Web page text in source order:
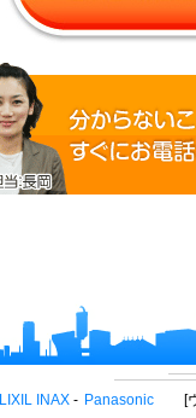
LIXIL INAX Panasonic